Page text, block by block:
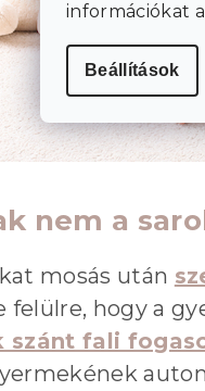
információkat a
Beállítások
nem a
mosás után
hogy a
szánt fali